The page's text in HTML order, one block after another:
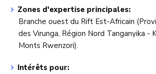
Zones d'expertise principales:
Branche ouest du Rift Est-Africain
des Virunga, Région Nord Tanganyika -
Monts Rwenzori).
Intérêts pour: